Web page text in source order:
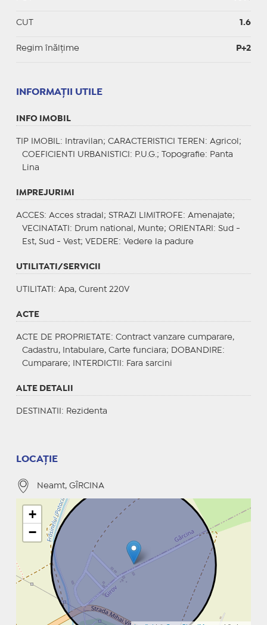
CUT 1.6
Regim înălțime P+2
INFORMAŢII UTILE
INFO IMOBIL
TIP IMOBIL : Intravilan; CARACTERISTICI TEREN : Agricol;
COEFICIENTI URBANISTICI : P.U.G.; Topografie: Panta
Lina
IMPREJURIMI
ACCES: Acces stradal; STRAZI LIMITROFE : Amenajate;
VECINATATI : Drum national, Munte; ORIENTARI : Sud -
Est, Sud - Vest; VEDERE : Vedere la padure
UTILITATI/SERVICII
UTILITATI : Apa, Curent 220V
ACTE
ACTE DE PROPRIETATE : Contract vanzare cumparare,
Cadastru, Intabulare, Carte funciara;
DOBANDIRE :
Cumparare;
INTERDICTII : Fara sarcini
ALTE DETALII
DESTINATII : Rezidenta
LOCAȚIE
Neamt, GÎRCINA
+
−